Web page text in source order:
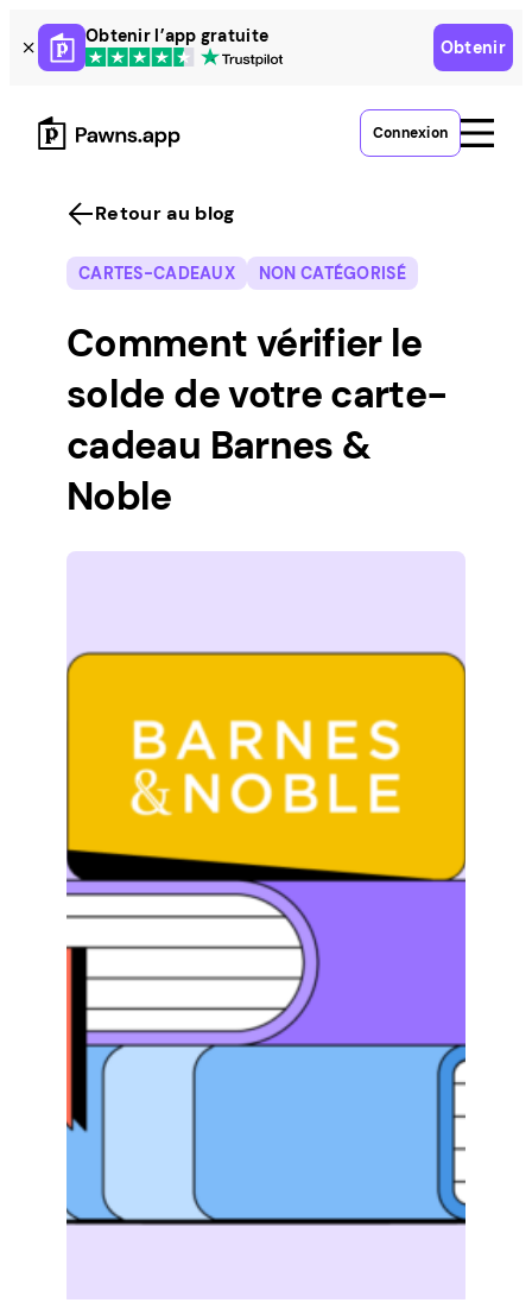
Skip
to
content
Obtenir l’app gratuite
Obtenir
Connexion
Retour au blog
CARTES-CADEAUX NON CATÉGORISÉ
Comment vérifier le
solde de votre carte-
cadeau Barnes &
Noble